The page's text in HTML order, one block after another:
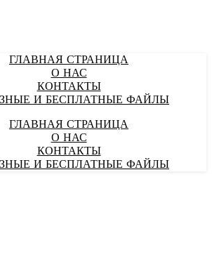
ГЛАВНАЯ СТРАНИЦА
О НАС
КОНТАКТЫ
И БЕСПЛАТНЫЕ ФАЙЛЫ
ГЛАВНАЯ СТРАНИЦА
О НАС
КОНТАКТЫ
И БЕСПЛАТНЫЕ ФАЙЛЫ